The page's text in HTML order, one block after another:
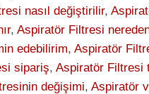
nasıl değiştirilir,
, Aspiratör Filtresi
edebilirim, Aspiratör
sipariş, Aspiratör Filtresi
değişimi, Aspiratör